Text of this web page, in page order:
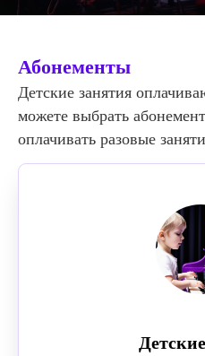
Абонементы
Детские занятия
можете выбрать
оплачивать разовые